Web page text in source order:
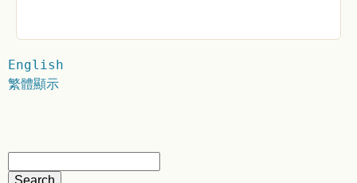
English
繁體顯示